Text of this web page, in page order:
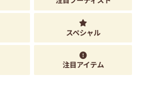
スペシャル
注目アイテム